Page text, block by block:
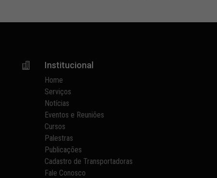
 Institucional
Home
Serviços
Notícias
Eventos e Reuniões
Cursos
Palestras
Publicações
Cadastro de Transportadoras
Fale Conosco